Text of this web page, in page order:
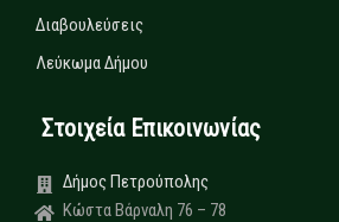
Διαβουλεύσεις
Λεύκωμα Δήμου
Στοιχεία Επικοινωνίας
Δήμος Πετρούπολης
Κώστα Βάρναλη 76 – 78